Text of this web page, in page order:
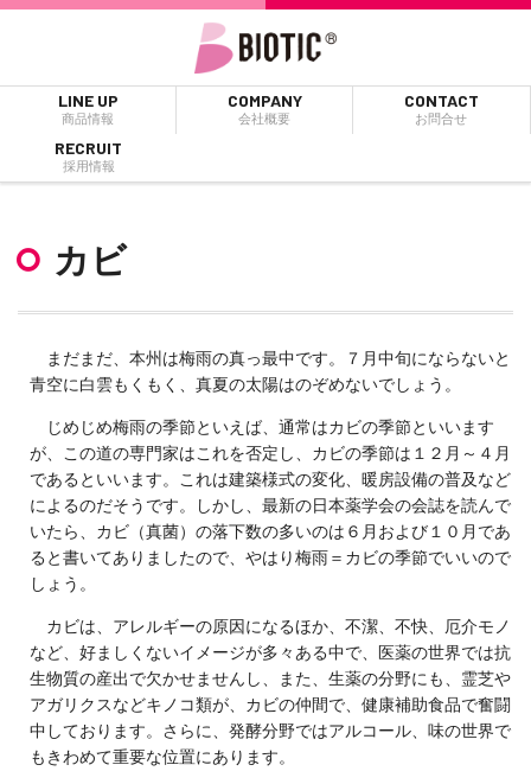
LINE UP
商品情報
COMPANY
会社概要
CONTACT
お問合せ
RECRUIT
採用情報
カビ
まだまだ、本州は梅雨の真っ最中です。７月中旬にならないと
青空に白雲もくもく、真夏の太陽はのぞめないでしょう。
じめじめ梅雨の季節といえば、通常はカビの季節といいます
が、この道の専門家はこれを否定し、カビの季節は１２月～４月
であるといいます。これは建築様式の変化、暖房設備の普及など
によるのだそうです。しかし、最新の日本薬学会の会誌を読んで
いたら、カビ（真菌）の落下数の多いのは６月および１０月であ
ると書いてありましたので、やはり梅雨＝カビの季節でいいので
しょう。
カビは、アレルギーの原因になるほか、不潔、不快、厄介モノ
など、好ましくないイメージが多々ある中で、医薬の世界では抗
生物質の産出で欠かせませんし、また、生薬の分野にも、霊芝や
アガリクスなどキノコ類が、カビの仲間で、健康補助食品で奮闘
中しております。さらに、発酵分野ではアルコール、味の世界で
もきわめて重要な位置にあります。